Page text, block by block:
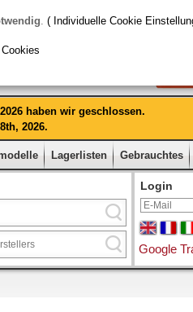
haben wir geschlossen.
2026.
Lagerlisten Gebrauchtes
Login
Google
. ( Individuelle Cookie